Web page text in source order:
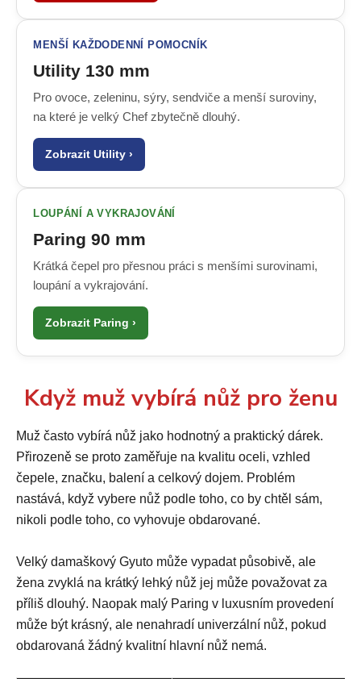
MENŠÍ KAŽDODENNÍ POMOCNÍK
Utility 130 mm
Pro ovoce, zeleninu, sýry, sendviče a menší suroviny,
na které je velký Chef zbytečně dlouhý.
Zobrazit Utility ›
LOUPÁNÍ A VYKRAJOVÁNÍ
Paring 90 mm
Krátká čepel pro přesnou práci s menšími surovinami,
loupání a vykrajování.
Zobrazit Paring ›
Když muž vybírá nůž pro ženu
Muž často vybírá nůž jako hodnotný a praktický dárek.
Přirozeně se proto zaměřuje na kvalitu oceli, vzhled
čepele, značku, balení a celkový dojem. Problém
nastává, když vybere nůž podle toho, co by chtěl sám,
nikoli podle toho, co vyhovuje obdarované.
Velký damaškový Gyuto může vypadat působivě, ale
žena zvyklá na krátký lehký nůž jej může považovat za
příliš dlouhý. Naopak malý Paring v luxusním provedení
může být krásný, ale nenahradí univerzální nůž, pokud
obdarovaná žádný kvalitní hlavní nůž nemá.